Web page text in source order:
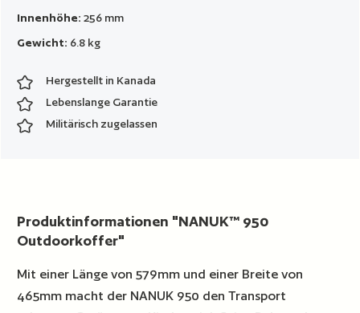
Innenhöhe:256 mm
Gewicht: 6.8 kg
Hergestellt in Kanada
Lebenslange Garantie
Militärisch zugelassen
Produktinformationen "NANUK™ 950
Outdoorkoffer"
Mit einer Länge von 579mm und einer Breite von
465mm macht der NANUK 950 den Transport